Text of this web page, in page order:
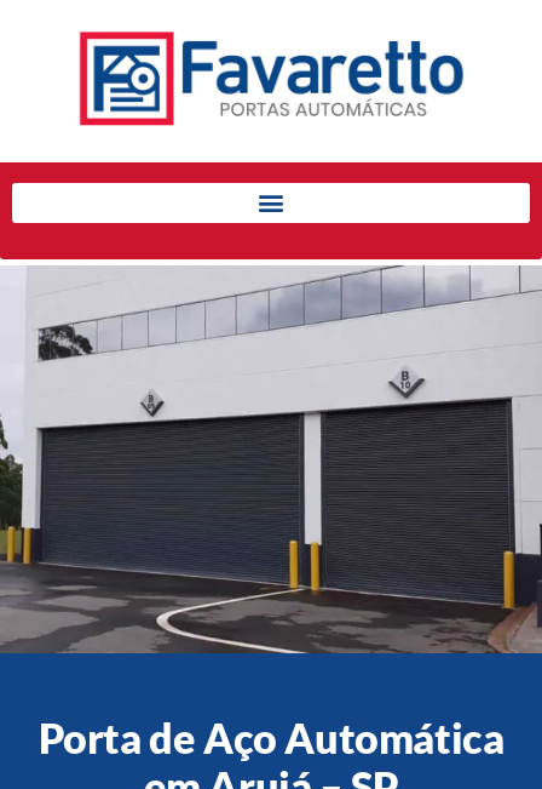
Início
Produtos
Porta de Enrolar Automática
Automatizadores
Acessórios Para Portas de
Enrolar
Pintura eletrostática
Portfólio
Contato
Acessórios
Porta de Aço Automática